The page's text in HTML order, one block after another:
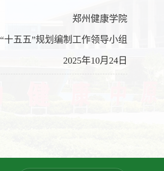
郑州健康学院
“十五五”规划编制工作领导小组
2025年10月24日